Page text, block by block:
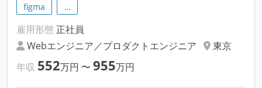
figma
…
雇用形態 正社員
Webエンジニア／プロダクトエンジニア
東京
年収 552万円 〜 955万円